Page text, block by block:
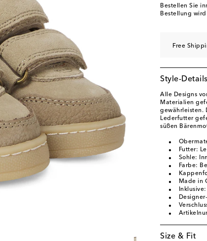
Bestellen Sie
Bestellung
Free
Style-Details
Alle Designs
Materialien
gewährleisten.
Lederfutter
süßen
Futter:
Sohle:
Farbe:
Made in
Size & Fit